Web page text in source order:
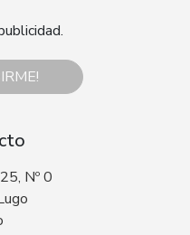
Nº 0